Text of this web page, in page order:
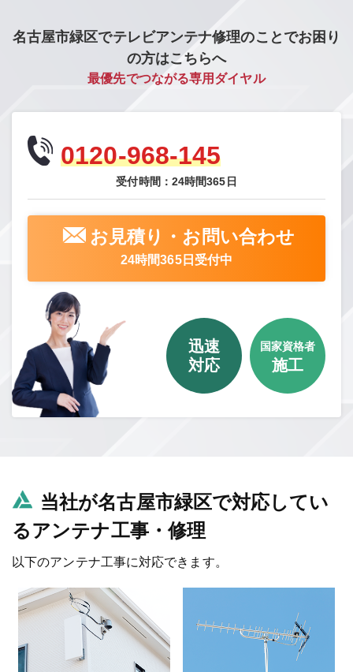
名古屋市緑区でテレビアンテナ修理のことでお困り
の方はこちらへ
最優先でつながる専用ダイヤル
0120-968-145
受付時間：24時間365日
お見積り・お問い合わせ
24時間365日受付中
迅速
対応
国家資格者
施工
当社が名古屋市緑区で対応してい
るアンテナ工事・修理
以下のアンテナ工事に対応できます。